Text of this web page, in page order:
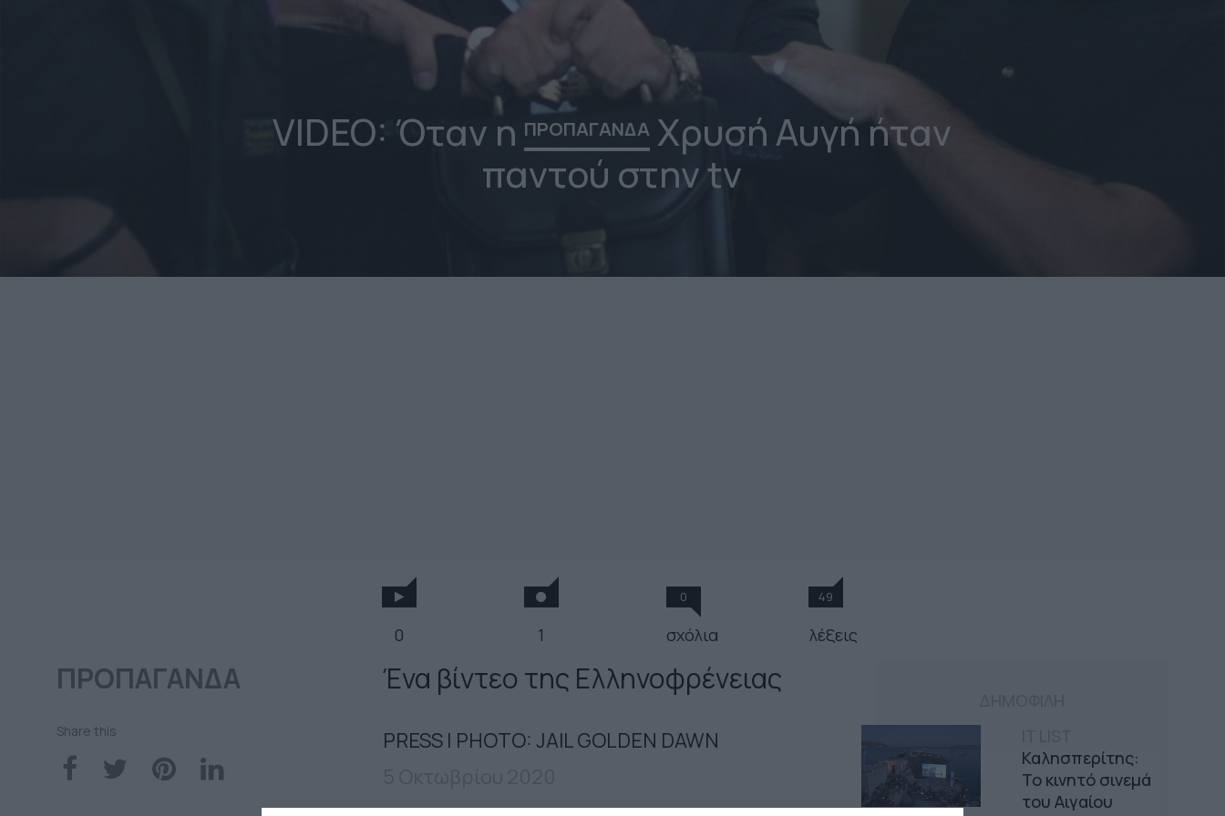
VIDEO: Όταν η ΠΡΟΠΑΓΑΝΔΑ Χρυσή Αυγή ήταν
παντού στην tv
0 1
0
σχόλια
49
λέξεις
ΠΡΟΠΑΓΑΝΔΑ
Share this
Καλησπερίτης:
Το κινητό σινεμά
του Αιγαίου
Ένα βίντεο της Ελληνοφρένειας
PRESS | PHOTO: JAIL GOLDEN DAWN